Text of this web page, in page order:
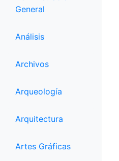
General
Análisis
Archivos
Arqueología
Arquitectura
Artes Gráficas